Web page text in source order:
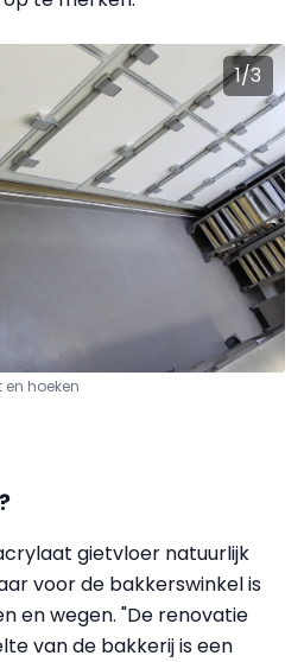
hoeken
1/3
gietvloer natuurlijk
voor de bakkerswinkel is
en wegen. "De renovatie
van de bakkerij is een